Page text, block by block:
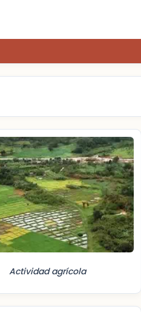
Actividad agrícola